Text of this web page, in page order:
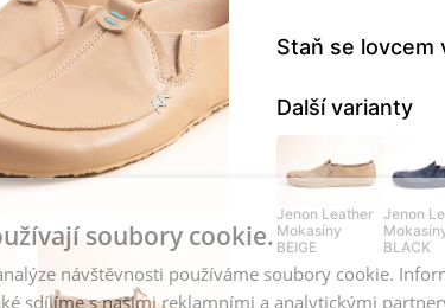
Staň se lovcem
Další varianty
Jenon Leather
Mokasíny
BEIGE
Jenon
BLACK
Vyberte velikost
soubory cookie.
návštěvnosti používáme soubory cookie.
sdílíme s našimi reklamními a analytickými